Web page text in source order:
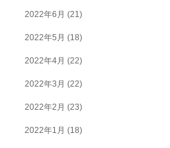
2022年6月 (21)
2022年5月 (18)
2022年4月 (22)
2022年3月 (22)
2022年2月 (23)
2022年1月 (18)